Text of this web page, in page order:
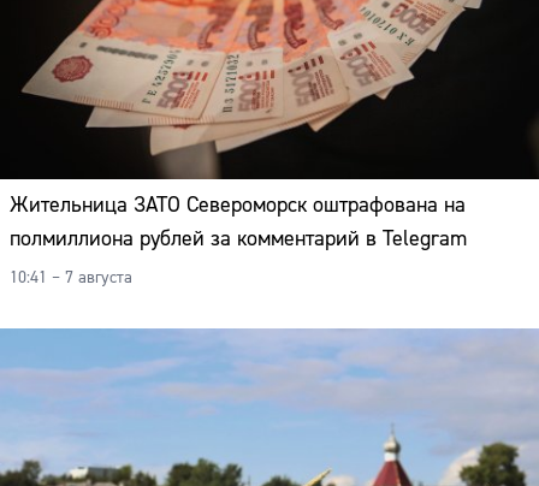
Жительница ЗАТО Североморск оштрафована на
полмиллиона рублей за комментарий в Telegram
10:41 – 7 августа